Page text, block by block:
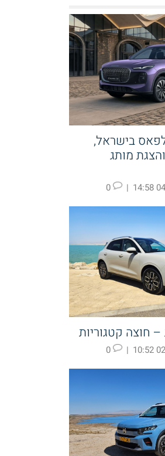
בישראל,
השקעה ב KGM והצגת מותג
|
0
|
0